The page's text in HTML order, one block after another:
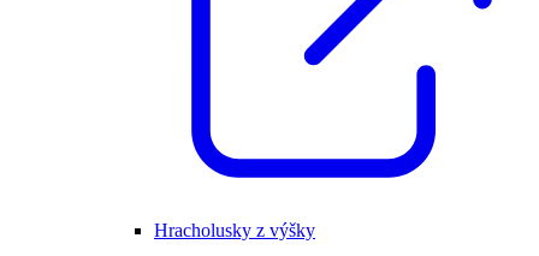
Hracholusky z výšky